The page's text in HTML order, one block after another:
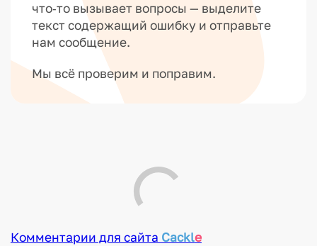
что‑то вызывает вопросы — выделите
текст содержащий ошибку и отправьте
нам сообщение.
Мы всё проверим и поправим.
Комментарии для сайта Cackle